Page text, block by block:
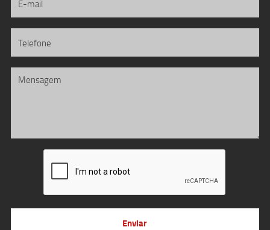
Enviar